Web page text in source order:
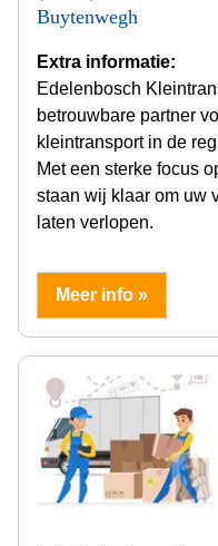
Buytenwegh
Extra informatie:
Edelenbosch
betrouwbare partner
kleintransport in de
Met een sterke focus
staan wij klaar om uw
laten verlopen.
Meer info »